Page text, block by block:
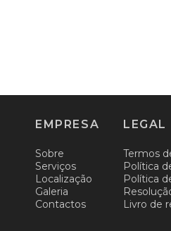
EMPRESA
Sobre
Serviços
Localização
Galeria
Contactos
LEGAL
Termos
Política
Política
Livro de